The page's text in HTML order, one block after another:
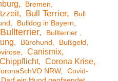
Bremen
Bull Terrier
Bull
Bulldog in Bayern
Bullterrier Bullterrier
Bürohund Bußgeld
Canismix
Chippflicht Corona Krise
NRW
Covid-